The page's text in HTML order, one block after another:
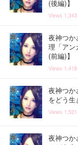
(後編)】
Views 1,343
夜神つか
理「アン
(前編)】
Views 1,418
夜神つか
をどう生
Views 1,521
夜神つか